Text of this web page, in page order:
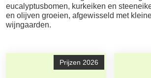
eucalyptusbomen, kurkeiken en
en olijven groeien, afgewisseld met
wijngaarden.
Prijzen 2026